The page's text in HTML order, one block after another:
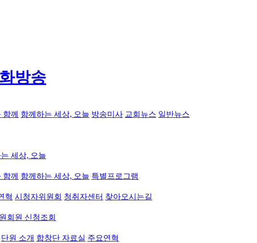
께 함께하는 세상, 오늘 방송미사 교회뉴스 일반뉴스
세상, 오늘
께 함께하는 세상, 오늘 특별프로그램
혁 시청자위원회 청취자센터 찾아오시는길
회원 신청조회
단원 소개 합창단 자료실 주요연혁